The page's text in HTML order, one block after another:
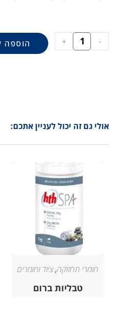
-
+ הוספה
אולי גם זה יכול לעניין אתכם:
חומרי תחזוקה,ציוד וחומרים
טבליות ברום